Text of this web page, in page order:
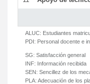
ALUC: Estudiantes
PDI: Personal docente e
SG: Satisfacción general
INF: Información recibida
SEN: Sencillez de los
PLA: Adecuación de los